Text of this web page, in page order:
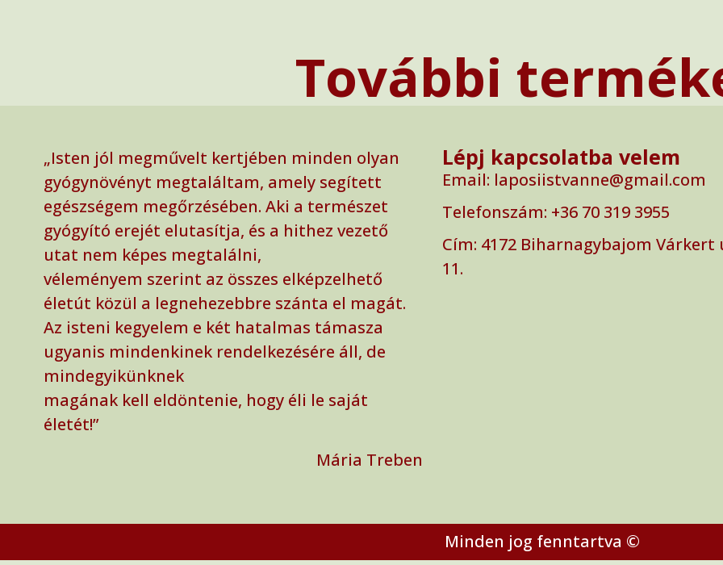
További
„Isten jól megművelt kertjében minden olyan
gyógynövényt megtaláltam, amely segített
egészségem megőrzésében. Aki a természet
gyógyító erejét elutasítja, és a hithez vezető
utat nem képes megtalálni,
véleményem szerint az összes elképzelhető
életút közül a legnehezebbre szánta el magát.
Az isteni kegyelem e két hatalmas támasza
ugyanis mindenkinek rendelkezésére áll, de
mindegyikünknek
magának kell eldöntenie, hogy éli le saját
életét!”
Mária Treben
Lépj kapcsolatba velem
Email: laposiistvanne@gmail.com
Telefonszám: ‭+36 70 319 3955‬
Cím: ‭4172 Biharnagybajom Várkert
11.
Minden jog fenntartva ©